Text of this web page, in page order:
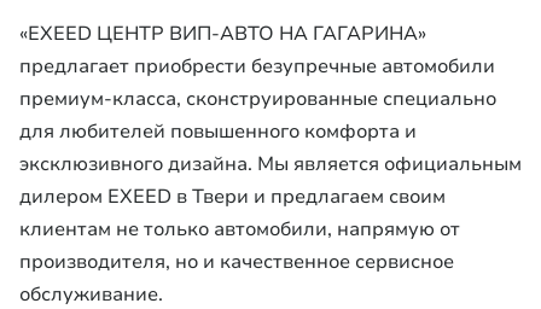
«EXEED ЦЕНТР ВИП-АВТО НА ГАГАРИНА»
предлагает приобрести безупречные автомобили
премиум-класса, сконструированные специально
для любителей повышенного комфорта и
эксклюзивного дизайна. Мы является официальным
дилером EXEED в Твери и предлагаем своим
клиентам не только автомобили, напрямую от
производителя, но и качественное сервисное
обслуживание.